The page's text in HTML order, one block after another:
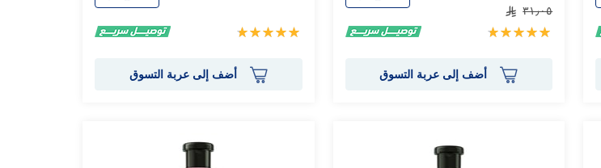
٣١٫٠٥
تقييم:
أضف إلى عربة التسوق
تقييم:
أضف إلى عربة التسوق